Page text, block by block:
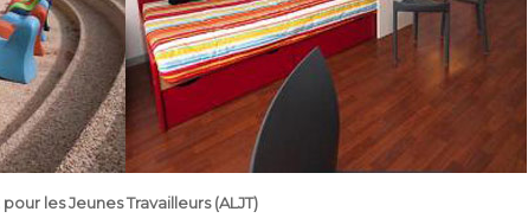
les Jeunes Travailleurs (ALJT)